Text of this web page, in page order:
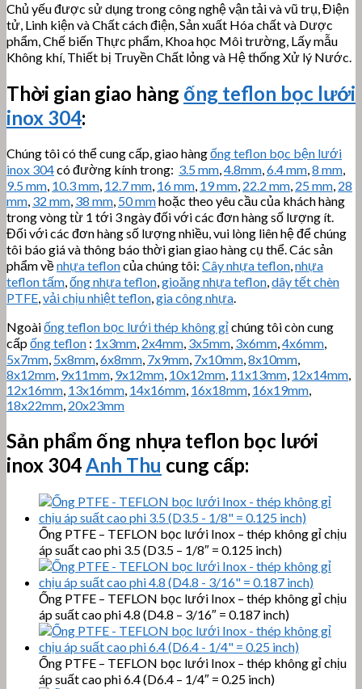
Chủ yếu được sử dụng trong công nghệ vận tải và vũ trụ, Điện
tử, Linh kiện và Chất cách điện, Sản xuất Hóa chất và Dược
phẩm, Chế biến Thực phẩm, Khoa học Môi trường, Lấy mẫu
Không khí, Thiết bị Truyền Chất lỏng và Hệ thống Xử lý Nước.
Thời gian giao hàng ống teflon bọc lưới
inox 304:
Chúng tôi có thể cung cấp, giao hàngống teflon bọc bện lưới
inox 304có đường kính trong: 3.5 mm,4.8mm,6.4 mm,8 mm,
9.5 mm, 10.3 mm, 12.7 mm, 16 mm, 19 mm, 22.2 mm, 25 mm, 28
mm, 32 mm, 38 mm, 50 mmhoặc theo yêu cầu của khách hàng
trong vòng từ 1 tới 3 ngày đối với các đơn hàng số lượng ít.
Đối với các đơn hàng số lượng nhiều, vui lòng liên hệ để chúng
tôi báo giá và thông báo thời gian giao hàng cụ thể. Các sản
phẩm vềnhựa tefloncủa chúng tôi: Cây nhựa teflon,nhựa
teflon tấm,ống nhựa teflon,gioăng nhựa teflon,dây tết chèn
PTFE,vải chịu nhiệt teflon,gia công nhựa.
Ngoàiống teflon bọc lưới thép không gỉchúng tôi còn cung
cấpống teflon : 1x3mm, 2x4mm, 3x5mm, 3x6mm,4x6mm,
5x7mm, 5x8mm,6x8mm, 7x9mm, 7x10mm,8x10mm,
8x12mm, 9x11mm, 9x12mm, 10x12mm, 11x13mm, 12x14mm,
12x16mm, 13x16mm, 14x16mm, 16x18mm, 16x19mm,
18x22mm, 20x23mm
Sản phẩm ống nhựa teflon bọc lưới
inox 304Anh Thu cung cấp:
Ống PTFE – TEFLON bọc lưới Inox – thép không gỉ chịu
áp suất cao phi 3.5 (D3.5 – 1/8″ = 0.125 inch)
Ống PTFE – TEFLON bọc lưới Inox – thép không gỉ chịu
áp suất cao phi 4.8 (D4.8 – 3/16″ = 0.187 inch)
Ống PTFE – TEFLON bọc lưới Inox – thép không gỉ chịu
áp suất cao phi 6.4 (D6.4 – 1/4″ = 0.25 inch)